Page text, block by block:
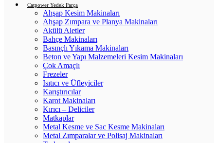
Catpower Yedek Parça
Ahşap Kesim Makinaları
Ahşap Zımpara ve Planya Makinaları
Akülü Aletler
Bahçe Makinaları
Basınçlı Yıkama Makinaları
Beton ve Yapı Malzemeleri Kesim Makinaları
Çok Amaçlı
Frezeler
Isıtıcı ve Üfleyiciler
Karıştırıcılar
Karot Makinaları
Kırıcı – Deliciler
Matkaplar
Metal Kesme ve Sac Kesme Makinaları
Metal Zımparalar ve Polisaj Makinaları